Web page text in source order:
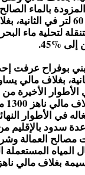
من الساكنة المزودة
بوفراح عرفت
الأخيرة من
جانب
في الأطوار
سدود بالإقليم
مصالح العمالة
المياه
ناهز 10 ملايين درهم